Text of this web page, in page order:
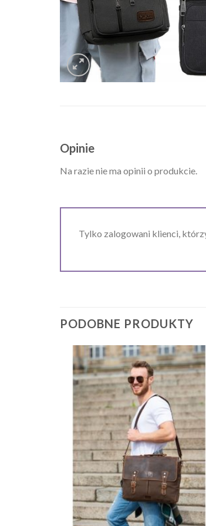
Opinie
Na razie nie ma opinii o produkcie.
Tylko zalogowani klienci,
PODOBNE PRODUKTY